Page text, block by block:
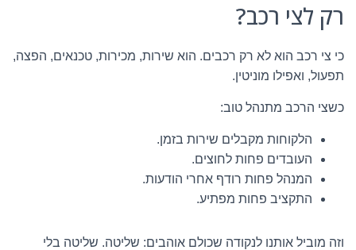
רק לצי רכב?
כי צי רכב הוא לא רק רכבים. הוא שירות, מכירות, טכנאים, הפצה,
תפעול, ואפילו מוניטין.
כשצי הרכב מתנהל טוב:
הלקוחות מקבלים שירות בזמן.
העובדים פחות לחוצים.
המנהל פחות רודף אחרי הודעות.
התקציב פחות מפתיע.
וזה מוביל אותנו לנקודה שכולם אוהבים: שליטה. שליטה בלי